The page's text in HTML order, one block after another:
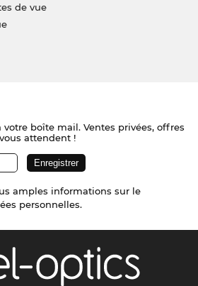
de vue
boîte mail. Ventes privées, offres
attendent !
amples informations sur le
personnelles.